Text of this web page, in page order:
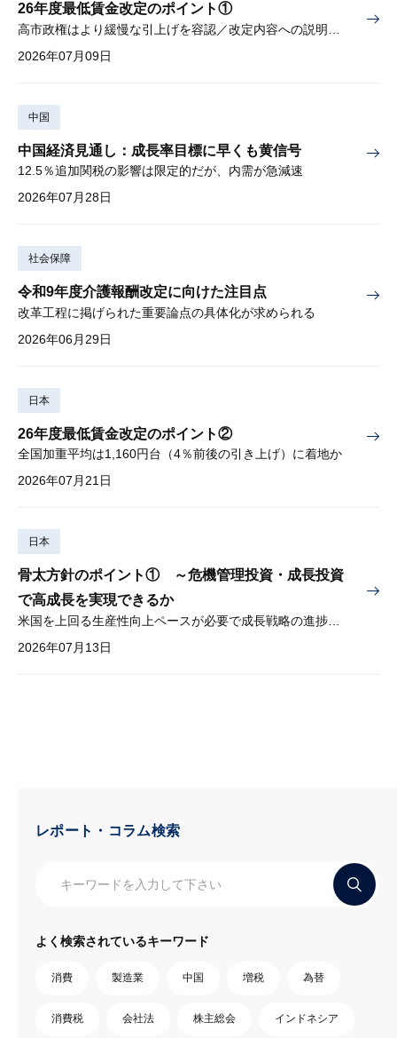
26年度最低賃金改定のポイント①
2026年07月09日
中国
中国経済見通し：成長率目標に早くも黄信号
12.5％追加関税の影響は限定的だが、内需が急減速
2026年07月28日
社会保障
令和9年度介護報酬改定に向けた注目点
改革工程に掲げられた重要論点の具体化が求められる
2026年06月29日
日本
26年度最低賃金改定のポイント②
全国加重平均は1,160円台（4％前後の引き上げ）に着地か
2026年07月21日
日本
骨太方針のポイント① ～危機管理投資・成長投資
で高成長を実現できるか
2026年07月13日
レポート・コラム検索
よく検索されているキーワード
消費 製造業 中国 増税 為替
消費税 会社法 株主総会 インドネシア